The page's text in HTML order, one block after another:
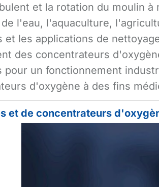
et la rotation du moulin à
l'eau, l'aquaculture,
et les applications de
des concentrateurs
un fonctionnement
d'oxygène à des fins
et de concentrateurs